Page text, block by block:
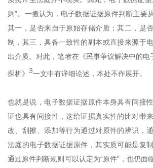
则”。一搬认为，电子数据证据原件判断主要
其一，是否来自于原始存储介质；其二，是
制，其三，具备一致性的副本或直接来源于
出介质。对此，笔者在《民事争议解决中的电
探析》 3一文中有详细论述，本处不作展开。
也就是说，电子数据证据原件本身具有间接
证也具有间接性，这给证据真实性的比对带
改、刮擦、添加等行为通过对原件的辨识，
法庭的电子数据证据原件，其实质可能是复
通过原件判断规则可以认定为“原件”，也仍面